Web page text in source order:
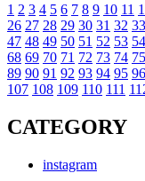
投
稿
の
ペ
ー
1 2 3 4 5 6 7 8 9 10 11
26 27 28 29 30 31 32 33
47 48 49 50 51 52 53 54
68 69 70 71 72 73 74 75
89 90 91 92 93 94 95 96
107 108 109 110 111
CATEGORY
instagram